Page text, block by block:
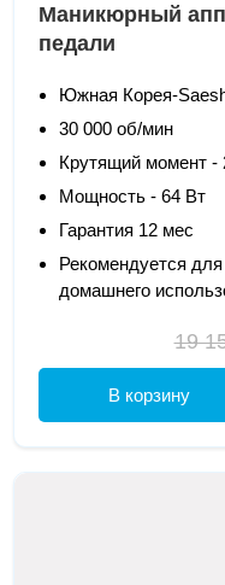
Маникюрный
педали
Южная Корея-
30 000 об/мин
Крутящий момент
Мощность - 64 Вт
Гарантия 12 мес
Рекомендуется
домашнего
19
В корзину